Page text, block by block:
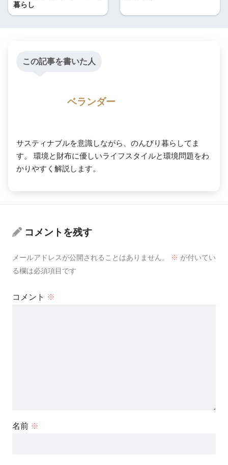
暮らし
この記事を書いた人
ベランダー
サスティナブルを意識しながら、のんびり暮らしてま
す。 環境と財布に優しいライフスタイルと環境問題をわ
かりやすく解説します。
コメントを残す
メールアドレスが公開されることはありません。 ※ が付いてい
る欄は必須項目です
コメント ※
名前 ※